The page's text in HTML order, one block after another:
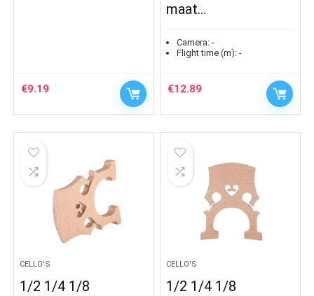
€9.19
maat…
Camera: -
Flight time (m): -
€12.89
CELLO'S
1/2 1/4 1/8
CELLO'S
1/2 1/4 1/8